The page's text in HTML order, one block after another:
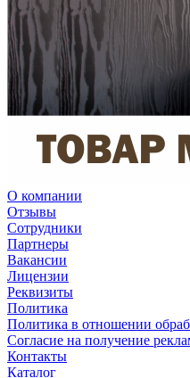
О компании
Отзывы
Сотрудники
Партнеры
Вакансии
Лицензии
Реквизиты
Политика
Политика в отношении
Согласие на получение
Контакты
Каталог